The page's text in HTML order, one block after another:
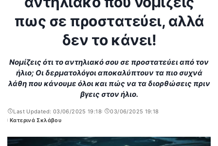
πως σε προστατεύει, αλλά
δεν το κάνει!
Νομίζεις ότι το αντηλιακό σου σε προστατεύει από τον
ήλιο; Οι δερματολόγοι αποκαλύπτουν τα πιο συχνά
λάθη που κάνουμε όλοι και πώς να τα διορθώσεις πριν
βγεις στον ήλιο.
Last Updated: 03/06/2025 19:18
03/06/2025 19:18
Posted
Κατερινά Σκλάβου